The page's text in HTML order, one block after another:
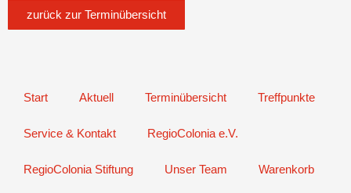
zurück zur Terminübersicht
Start Aktuell Terminübersicht Treffpunkte
Service & Kontakt RegioColonia e.V.
RegioColonia Stiftung Unser Team Warenkorb